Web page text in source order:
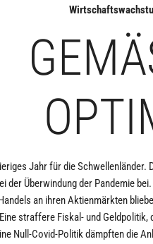
Jahr für die
der Überwindung der Pandemie
an ihren Aktienmärkten
straffere Fiskal- und
Null-Covid-Politik dämpften die